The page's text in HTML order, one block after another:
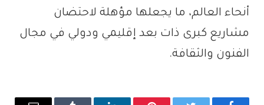
أنحاء العالم، ما يجعلها مؤهلة لاحتضان
مشاريع كبرى ذات بعد إقليمي ودولي في مجال
الفنون والثقافة.